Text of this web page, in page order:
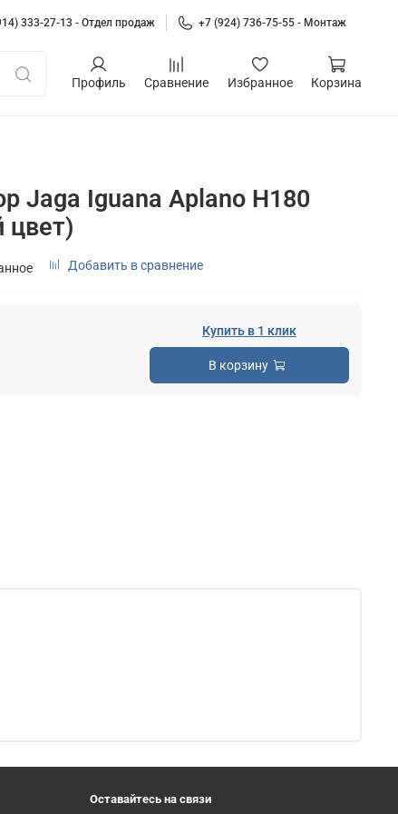
333-27-13 - Отдел продаж +7 (924) 736-75-55 - Монтаж
Профиль Сравнение Избранное Корзина
Jaga Iguana Aplano H180
цвет)
Добавить в сравнение
Купить в 1 клик
В корзину
Оставайтесь на связи